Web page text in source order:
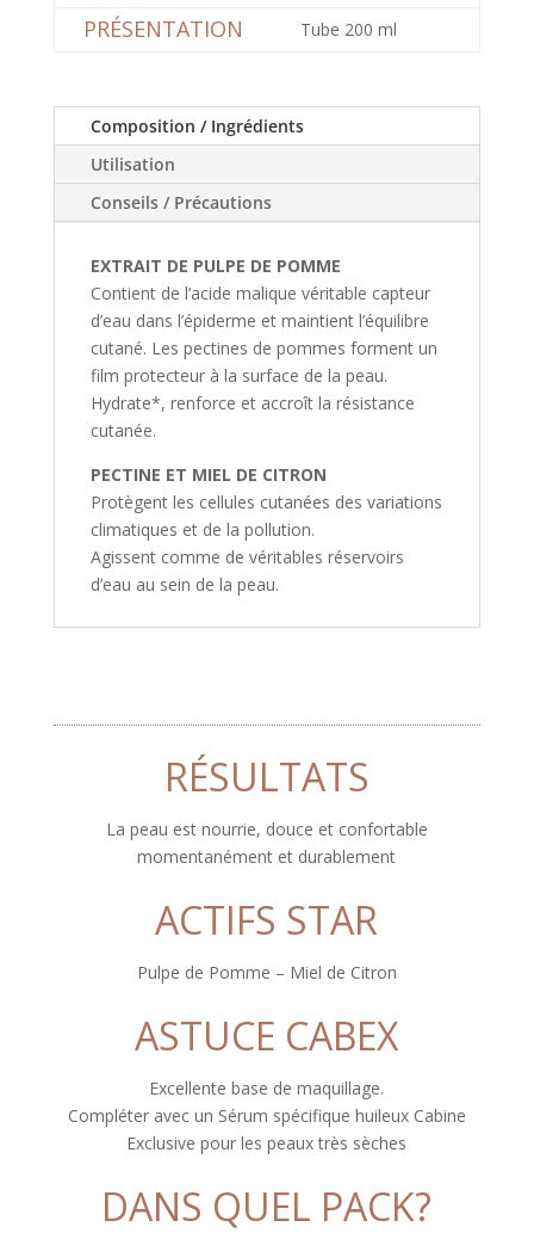
PRÉSENTATION Tube 200 ml
Composition / Ingrédients
Utilisation
Conseils / Précautions
EXTRAIT DE PULPE DE POMME
Contient de l’acide malique véritable capteur
d’eau dans l’épiderme et maintient l’équilibre
cutané. Les pectines de pommes forment un
film protecteur à la surface de la peau.
Hydrate*, renforce et accroît la résistance
cutanée.
PECTINE ET MIEL DE CITRON
Protègent les cellules cutanées des variations
climatiques et de la pollution.
Agissent comme de véritables réservoirs
d’eau au sein de la peau.
RÉSULTATS
La peau est nourrie, douce et confortable
momentanément et durablement
ACTIFS STAR
Pulpe de Pomme – Miel de Citron
ASTUCE CABEX
Excellente base de maquillage.
Compléter avec un Sérum spécifique huileux Cabine
Exclusive pour les peaux très sèches
DANS QUEL PACK?